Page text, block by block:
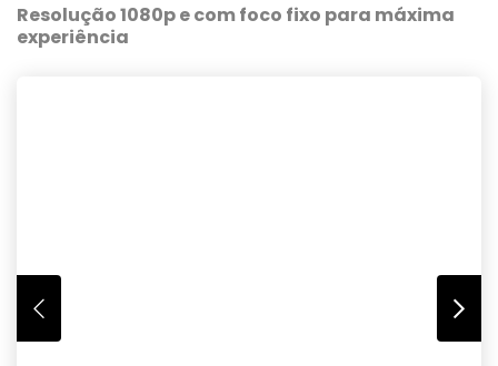
Resolução 1080p e com foco fixo para máxima
experiência